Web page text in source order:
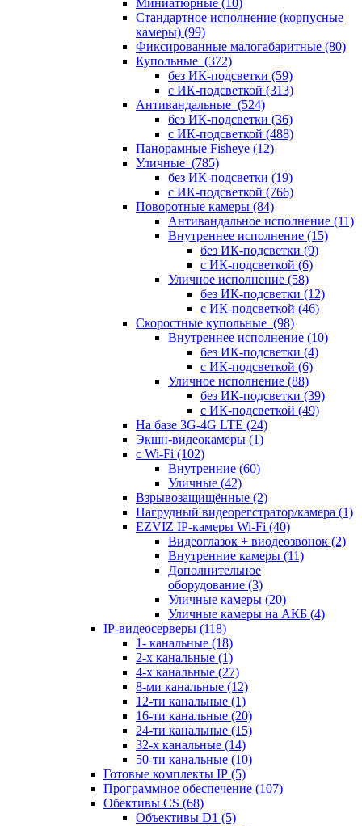
Миниатюрные (10)
Стандартное исполнение (корпусные
камеры) (99)
Фиксированные малогабаритные (80)
Купольные (372)
без ИК-подсветки (59)
с ИК-подсветкой (313)
Антивандальные (524)
без ИК-подсветки (36)
с ИК-подсветкой (488)
Панорамные Fisheye (12)
Уличные (785)
без ИК-подсветки (19)
с ИК-подсветкой (766)
Поворотные камеры (84)
Антивандальное исполнение (11)
Внутреннее исполнение (15)
без ИК-подсветки (9)
с ИК-подсветкой (6)
Уличное исполнение (58)
без ИК-подсветки (12)
с ИК-подсветкой (46)
Скоростные купольные (98)
Внутреннее исполнение (10)
без ИК-подсветки (4)
с ИК-подсветкой (6)
Уличное исполнение (88)
без ИК-подсветки (39)
с ИК-подсветкой (49)
На базе 3G-4G LTE (24)
Экшн-видеокамеры (1)
с Wi-Fi (102)
Внутренние (60)
Уличные (42)
Взрывозащищённые (2)
Нагрудный видеорегстратор/камера (1)
EZVIZ IP-камеры Wi-Fi (40)
Видеоглазок + виодеозвонок (2)
Внутренние камеры (11)
Дополнительное
оборудование (3)
Уличные камеры (20)
Уличные камеры на АКБ (4)
IP-видеосерверы (118)
1- канальные (18)
2-х канальные (1)
4-х канальные (27)
8-ми канальные (12)
12-ти канальные (1)
16-ти канальные (20)
24-ти канальные (15)
32-х канальные (14)
50-ти канальные (10)
Готовые комплекты IP (5)
Программное обеспечение (107)
Обективы CS (68)
Объективы D1 (5)